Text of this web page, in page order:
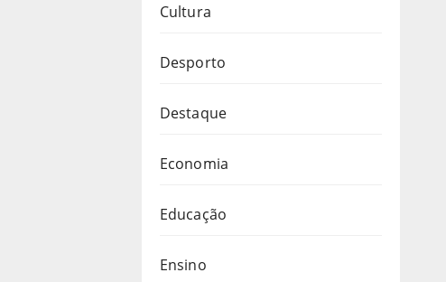
Cultura
Desporto
Destaque
Economia
Educação
Ensino